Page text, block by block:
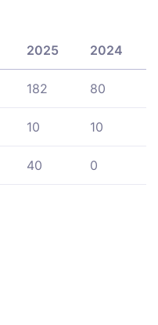
2025 2024
182 80
10 10
40 0